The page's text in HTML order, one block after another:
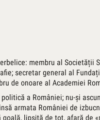
membru al Societății
secretar general al
de onoare al Academiei
a României; nu-și
armata României de
lipsită de tot, afară de